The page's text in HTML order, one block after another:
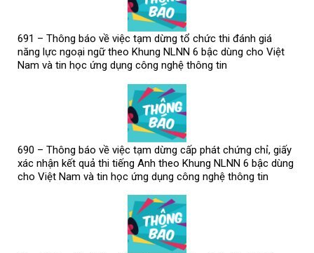
691 – Thông báo về việc tạm dừng tổ chức thi đánh giá
năng lực ngoại ngữ theo Khung NLNN 6 bậc dùng cho Việt
Nam và tin học ứng dụng công nghệ thông tin
690 – Thông báo về việc tạm dừng cấp phát chứng chỉ, giấy
xác nhận kết quả thi tiếng Anh theo Khung NLNN 6 bậc dùng
cho Việt Nam và tin học ứng dụng công nghệ thông tin